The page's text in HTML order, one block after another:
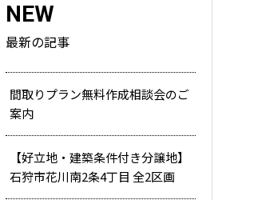
NEW
最新の記事
間取りプラン無料作成相談会のご
案内
【好立地・建築条件付き分譲地】
石狩市花川南2条4丁目 全2区画